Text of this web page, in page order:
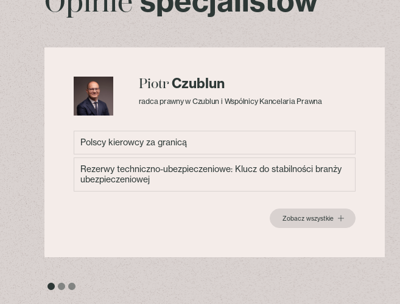
PiotrCzublun
radca prawny w Czublun i Wspólnicy Kancelaria Prawna
Polscy kierowcy za granicą
Rezerwy techniczno-ubezpieczeniowe: Klucz do stabilności branży
ubezpieczeniowej
Zobacz wszystkie